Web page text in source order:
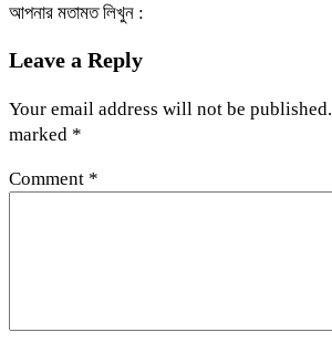
আপনার মতামত লিখুন :
Leave a Reply
Your email address will not be published.
marked *
Comment *